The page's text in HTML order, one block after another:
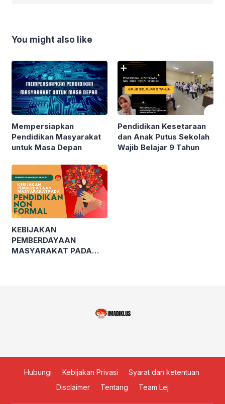
You might also like
Mempersiapkan
Pendidikan Masyarakat
untuk Masa Depan
Pendidikan Kesetaraan
dan Anak Putus Sekolah
Wajib Belajar 9 Tahun
KEBIJAKAN
PEMBERDAYAAN
MASYARAKAT PADA
Hubungi Kebijakan Privasi
Syarat dan ketentuan
Disclaimer
Tentang Team Lej